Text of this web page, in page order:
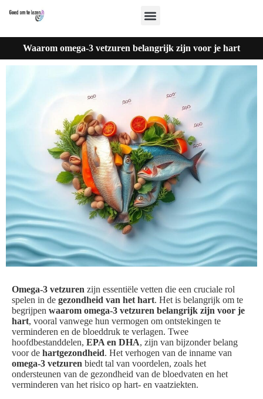
Waarom omega-3 vetzuren belangrijk zijn voor je hart
Omega-3 vetzuren zijn essentiële vetten die een cruciale rol
spelen in de gezondheid van het hart. Het is belangrijk om te
begrijpen waarom omega-3 vetzuren belangrijk zijn voor je
hart, vooral vanwege hun vermogen om ontstekingen te
verminderen en de bloeddruk te verlagen. Twee
hoofdbestanddelen, EPA en DHA, zijn van bijzonder belang
voor de hartgezondheid. Het verhogen van de inname van
omega-3 vetzuren biedt tal van voordelen, zoals het
ondersteunen van de gezondheid van de bloedvaten en het
verminderen van het risico op hart- en vaatziekten.